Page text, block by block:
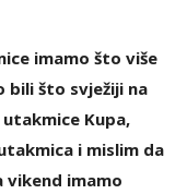
imamo što više
bili što svježiji na
Kupa,
i mislim da
imamo